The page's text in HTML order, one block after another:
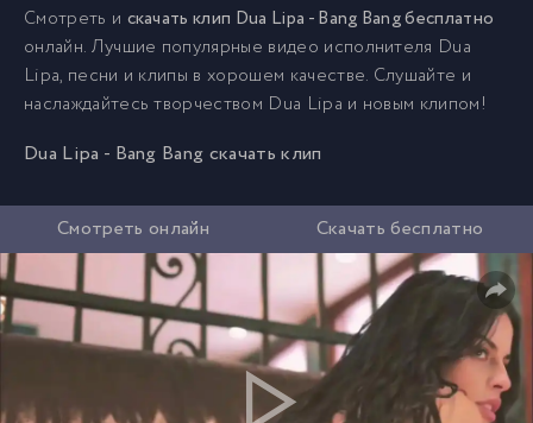
Смотреть и скачать клип Dua Lipa - Bang Bang бесплатно
онлайн. Лучшие популярные видео исполнителя Dua
Lipa, песни и клипы в хорошем качестве. Слушайте и
наслаждайтесь творчеством Dua Lipa и новым клипом!
Dua Lipa - Bang Bang скачать клип
Смотреть онлайн Скачать бесплатно